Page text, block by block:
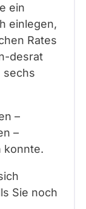
ein
einlegen,
Rates
desrat
sechs
–
–
konnte.
Sie noch